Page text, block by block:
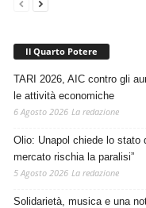
Il Quarto Potere
TARI 2026, AIC contro gli
le attività economiche
6 Agosto 2026 La redazione
Olio: Unapol chiede lo stato
mercato rischia la paralisi”
5 Agosto 2026 La redazione
Solidarietà, musica e una